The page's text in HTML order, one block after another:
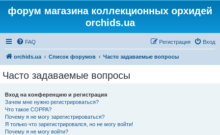
форум магазина коллекционных орхидей
orchids.ua
FAQ Вход
Регистрация
orchids.ua Список форумов Часто задаваемые вопросы
Часто задаваемые вопросы
Вход на конференцию и регистрация
Зачем мне нужно регистрироваться?
Что такое COPPA?
Почему я не могу зарегистрироваться?
Я только что зарегистрировался, но не могу войти!
Почему я не могу войти?